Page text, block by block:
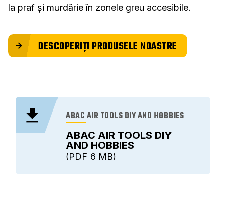
la praf și murdărie în zonele greu accesibile.
DESCOPERIȚI PRODUSELE NOASTRE
ABAC AIR TOOLS DIY
AND HOBBIES
ABAC AIR TOOLS DIY AND HOBBIES
6 MB
PDF